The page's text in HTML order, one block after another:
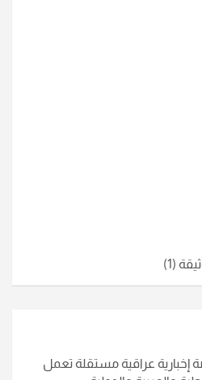
(1)
إخبارية عراقية مستقلة تعمل